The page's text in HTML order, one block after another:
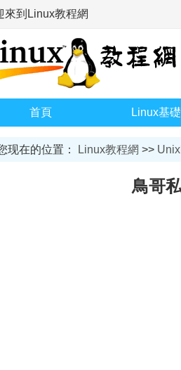
來到Linux教程網
首頁 Linux基礎
现在的位置： Linux教程網 >>
鳥哥